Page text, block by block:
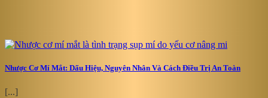
Nhược Cơ Mí Mắt: Dấu Hiệu, Nguyên Nhân Và Cách Điều Trị An Toàn
[...]